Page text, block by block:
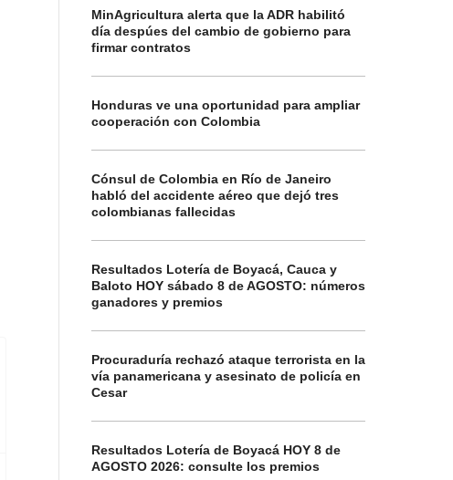
MinAgricultura alerta que la ADR habilitó
día despúes del cambio de gobierno para
firmar contratos
Honduras ve una oportunidad para ampliar
cooperación con Colombia
Cónsul de Colombia en Río de Janeiro
habló del accidente aéreo que dejó tres
colombianas fallecidas
Resultados Lotería de Boyacá, Cauca y
Baloto HOY sábado 8 de AGOSTO: números
ganadores y premios
Procuraduría rechazó ataque terrorista en la
vía panamericana y asesinato de policía en
Cesar
Resultados Lotería de Boyacá HOY 8 de
AGOSTO 2026: consulte los premios